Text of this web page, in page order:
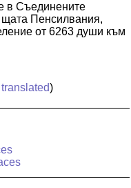
в Съединените
Пенсилвания,
от 6263 души към
)